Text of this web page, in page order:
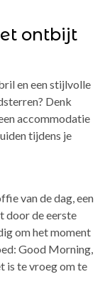
ontbijt
en een stijlvolle
Denk
accommodatie
tijdens je
van de dag, een
door de eerste
om het moment
Good Morning,
is te vroeg om te